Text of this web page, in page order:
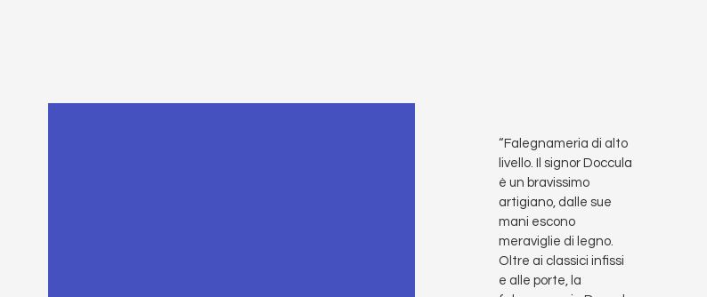
“Falegnameria di alto
livello. Il signor Doccula
è un bravissimo
artigiano, dalle sue
mani escono
meraviglie di legno.
Oltre ai classici infissi
e alle porte, la